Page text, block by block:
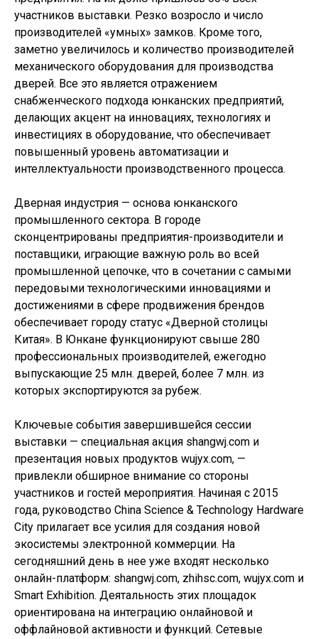
участников выставки. Резко возросло и число
производителей «умных» замков. Кроме того,
заметно увеличилось и количество производителей
механического оборудования для производства
дверей. Все это является отражением
снабженческого подхода юнканских предприятий,
делающих акцент на инновациях, технологиях и
инвестициях в оборудование, что обеспечивает
повышенный уровень автоматизации и
интеллектуальности производственного процесса.
Дверная индустрия — основа юнканского
промышленного сектора. В городе
сконцентрированы предприятия-производители и
поставщики, играющие важную роль во всей
промышленной цепочке, что в сочетании с самыми
передовыми технологическими инновациями и
достижениями в сфере продвижения брендов
обеспечивает городу статус «Дверной столицы
Китая». В Юнкане функционируют свыше 280
профессиональных производителей, ежегодно
выпускающие 25 млн. дверей, более 7 млн. из
которых экспортируются за рубеж.
Ключевые события завершившейся сессии
выставки — специальная акция shangwj.com и
презентация новых продуктов wujyx.com, —
привлекли обширное внимание со стороны
участников и гостей мероприятия. Начиная с 2015
года, руководство Сhina Science & Technology Hardware
City прилагает все усилия для создания новой
экосистемы электронной коммерции. На
сегодняшний день в нее уже входят несколько
онлайн-платформ: shangwj.com, zhihsc.com, wujyx.com и
Smart Exhibition. Деятальность этих площадок
ориентирована на интеграцию онлайновой и
оффлайновой активности и функций. Сетевые